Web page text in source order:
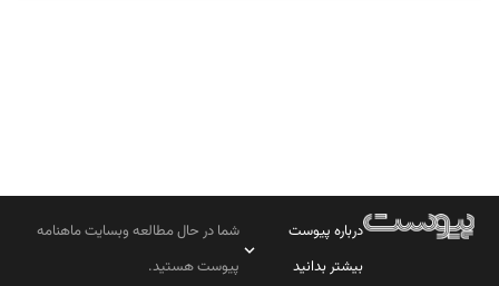
درباره پیوست
بیشتر بدانید
شما در حال مطالعه وبسایت ماهنامه
پیوست هستید.